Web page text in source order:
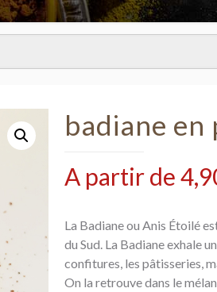
badiane en
A partir de
La Badiane ou Anis Étoilé
du Sud. La Badiane exhale
confitures, les pâtisseries,
On la retrouve dans le